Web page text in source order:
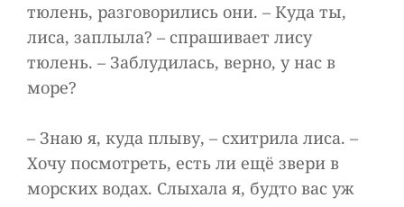
тюлень, разговорились они. – Куда ты,
лиса, заплыла? – спрашивает лису
тюлень. – Заблудилась, верно, у нас в
море?
– Знаю я, куда плыву, – схитрила лиса. –
Хочу посмотреть, есть ли ещё звери в
морских водах. Слыхала я, будто вас уж